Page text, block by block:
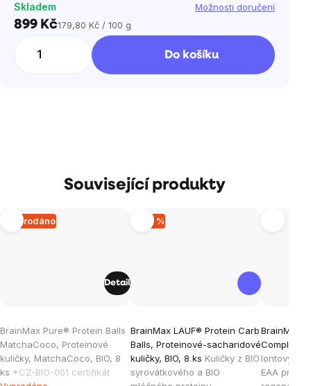
Skladem Možnosti doručení
899 KčMěrná
179,80 Kč / 100 g
Do košíku
Související produkty
Vyprodáno
BrainMax Pure® Protein Balls
MatchaCoco, Proteinové
kuličky, MatchaCoco, BIO, 8
ks *CZ-BIO-001 certifikát
hodnocení
produktu
je
Detail
–20 %
BrainMax LAUF® Protein Carb
Balls, Proteinové-sacharidové
kuličky, BIO, 8 ks Kuličky z BIO
syrovátkového a BIO
BrainMax
Complex,
Iontový
EAA pro
produktu
je